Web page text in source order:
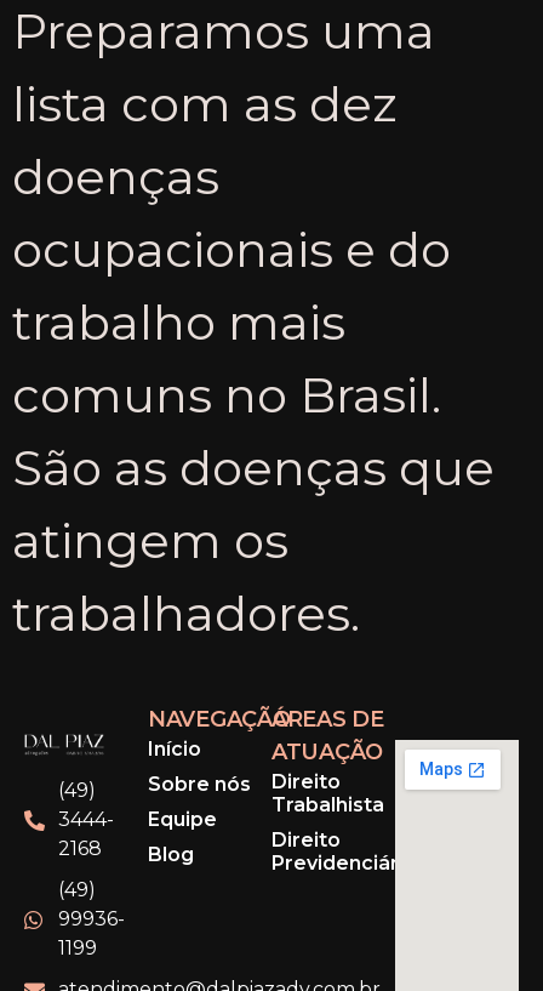
Preparamos uma
lista com as dez
doenças
ocupacionais e do
trabalho mais
comuns no Brasil.
São as doenças que
atingem os
trabalhadores.
(49)
3444-
2168
(49)
99936-
1199
NAVEGAÇÃO
Início
Sobre nós
Equipe
Blog
ÁREAS DE
ATUAÇÃO
Direito
Trabalhista
Direito
Previdenciário